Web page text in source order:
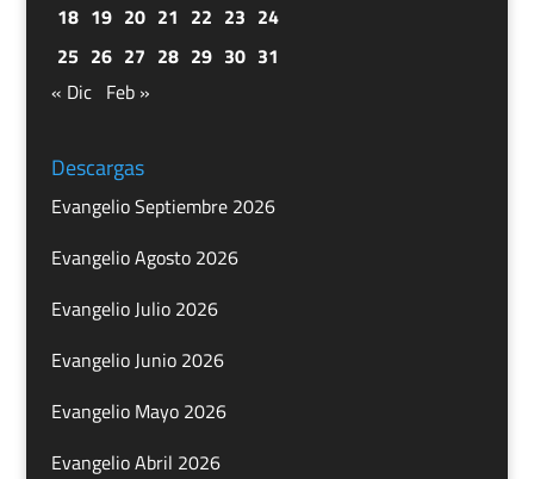
18 19 20 21 22 23 24
25 26 27 28 29 30 31
« Dic Feb »
Descargas
Evangelio Septiembre 2026
Evangelio Agosto 2026
Evangelio Julio 2026
Evangelio Junio 2026
Evangelio Mayo 2026
Evangelio Abril 2026